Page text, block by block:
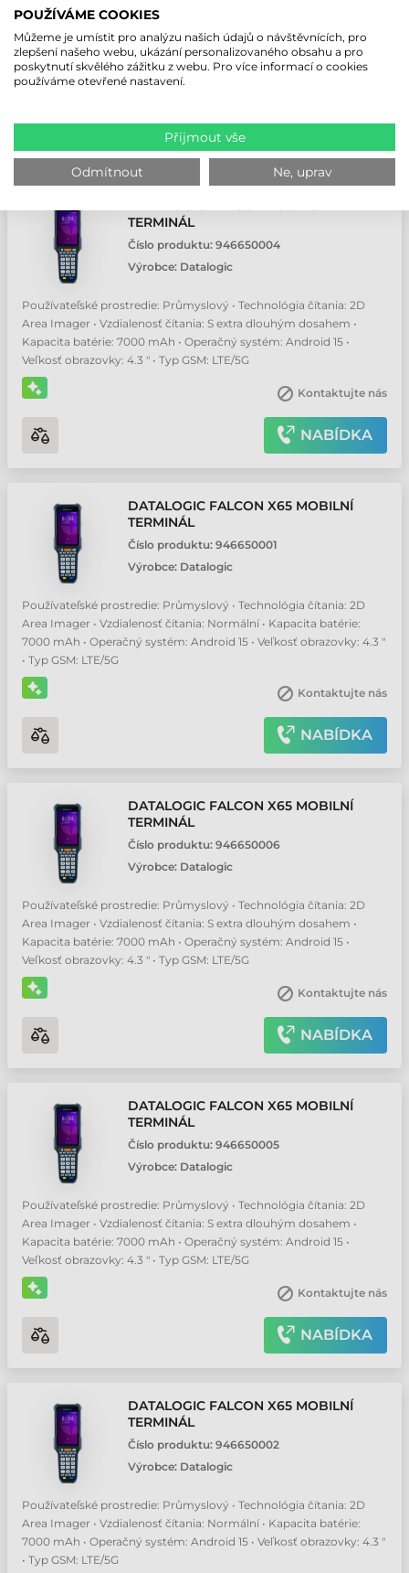
TERMINÁL
Číslo produktu: 946650004
Výrobce: Datalogic
Používateľské prostredie: Průmyslový • Technológia čítania: 2D
Area Imager • Vzdialenosť čítania: S extra dlouhým dosahem •
Kapacita batérie: 7000 mAh • Operačný systém: Android 15 •
Veľkosť obrazovky: 4.3 " • Typ GSM: LTE/5G
Kontaktujte nás
NABÍDKA
DATALOGIC FALCON X65 MOBILNÍ
TERMINÁL
Číslo produktu: 946650001
Výrobce: Datalogic
Používateľské prostredie: Průmyslový • Technológia čítania: 2D
Area Imager • Vzdialenosť čítania: Normální • Kapacita batérie:
7000 mAh • Operačný systém: Android 15 • Veľkosť obrazovky: 4.3 "
• Typ GSM: LTE/5G
Kontaktujte nás
NABÍDKA
DATALOGIC FALCON X65 MOBILNÍ
TERMINÁL
Číslo produktu: 946650006
Výrobce: Datalogic
Používateľské prostredie: Průmyslový • Technológia čítania: 2D
Area Imager • Vzdialenosť čítania: S extra dlouhým dosahem •
Kapacita batérie: 7000 mAh • Operačný systém: Android 15 •
Veľkosť obrazovky: 4.3 " • Typ GSM: LTE/5G
Kontaktujte nás
NABÍDKA
DATALOGIC FALCON X65 MOBILNÍ
TERMINÁL
Číslo produktu: 946650005
Výrobce: Datalogic
Používateľské prostredie: Průmyslový • Technológia čítania: 2D
Area Imager • Vzdialenosť čítania: S extra dlouhým dosahem •
Kapacita batérie: 7000 mAh • Operačný systém: Android 15 •
Veľkosť obrazovky: 4.3 " • Typ GSM: LTE/5G
Kontaktujte nás
NABÍDKA
DATALOGIC FALCON X65 MOBILNÍ
TERMINÁL
Číslo produktu: 946650002
Výrobce: Datalogic
Používateľské prostredie: Průmyslový • Technológia čítania: 2D
Area Imager • Vzdialenosť čítania: Normální • Kapacita batérie:
7000 mAh • Operačný systém: Android 15 • Veľkosť obrazovky: 4.3 "
• Typ GSM: LTE/5G
POUŽÍVÁME COOKIES
Můžeme je umístit pro analýzu našich údajů o návštěvnících, pro
zlepšení našeho webu, ukázání personalizovaného obsahu a pro
poskytnutí skvělého zážitku z webu. Pro více informací o cookies
používáme otevřené nastavení.
Přijmout vše
Odmítnout Ne, uprav